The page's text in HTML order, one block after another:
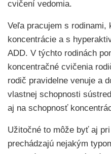
cvičení vedomia.
Veľa pracujem s rodinami,
koncentrácie a s
ADD. V týchto rodinách
koncentračné cvičenia
rodič pravidelne venuje a
vlastnej schopnosti
aj na schopnosť
Užitočné to môže byť aj
prechádzajú nejakým